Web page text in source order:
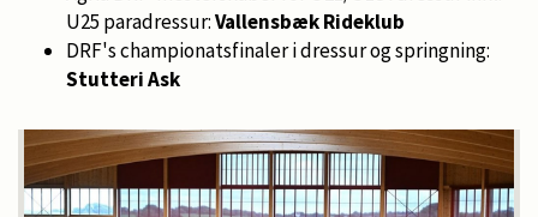
U25 paradressur:Vallensbæk Rideklub
DRF's championatsfinaler i dressur og springning:
Stutteri Ask